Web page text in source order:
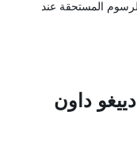
المستحقة عند
داون